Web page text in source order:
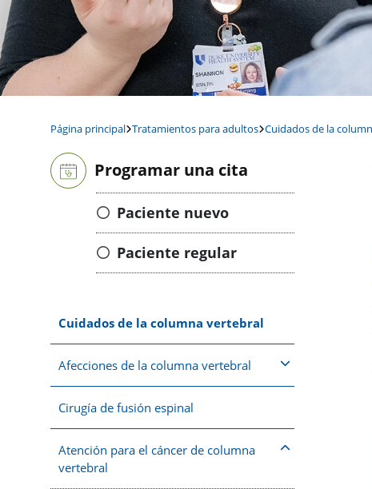
Página principal Tratamientos para adultos Cuidados de la
Programar una cita
Paciente nuevo
Paciente regular
Cuidados de la columna vertebral
Afecciones de la columna vertebral
Cirugía de fusión espinal
Atención para el cáncer de columna
vertebral